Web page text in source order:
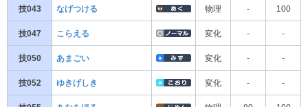
技043 なげつける 物理 - 100
技047 こらえる 変化 - -
技050 あまごい 変化 - -
技052 ゆきげしき 変化 - -